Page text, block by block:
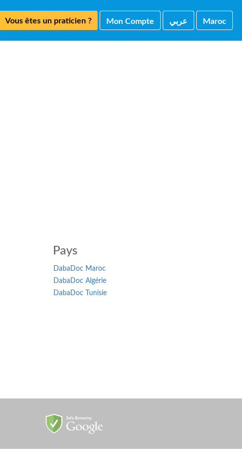
Vous êtes un praticien ? Mon Compte ﻋﺮﺑﻲ Maroc
Pays
DabaDoc Maroc
DabaDoc Algérie
DabaDoc Tunisie